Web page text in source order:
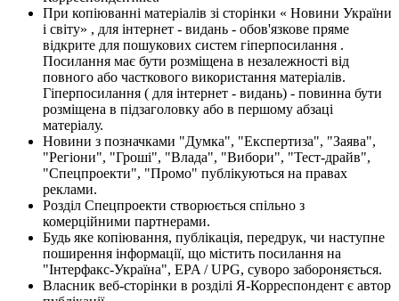
При копіюванні матеріалів зі сторінки « Новини України
і світу» , для інтернет - видань - обов'язкове пряме
відкрите для пошукових систем гіперпосилання .
Посилання має бути розміщена в незалежності від
повного або часткового використання матеріалів.
Гіперпосилання ( для інтернет - видань) - повинна бути
розміщена в підзаголовку або в першому абзаці
матеріалу.
Новини з позначками "Думка", "Експертиза", "Заява",
"Регіони", "Гроші", "Влада", "Вибори", "Тест-драйв",
"Спецпроекти", "Промо" публікуються на правах
реклами.
Розділ Спецпроекти створюється спільно з
комерційними партнерами.
Будь яке копіювання, публікація, передрук, чи наступне
поширення інформації, що містить посилання на
"Інтерфакс-Україна", EPA / UPG, суворо забороняється.
Власник веб-сторінки в розділі Я-Корреспондент є автор